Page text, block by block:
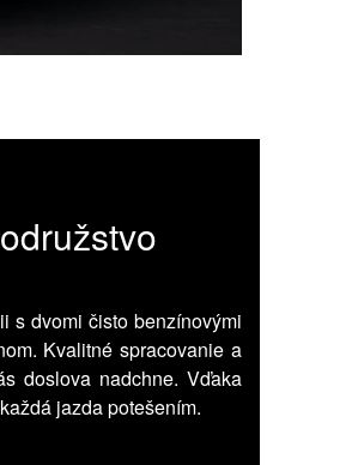
s dvomi čisto benzínovými
Kvalitné spracovanie a
doslova nadchne. Vďaka
jazda potešením.